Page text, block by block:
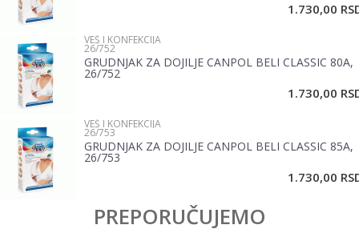
Poruka
1.730,00
VEŠ I KONFEKCIJA
26/752
GRUDNJAK ZA DOJILJE CANPOL BELI CLASSIC 80A,
26/752
1.730,00
VEŠ I KONFEKCIJA
26/753
GRUDNJAK ZA DOJILJE CANPOL BELI CLASSIC 85A,
26/753
1.730,00
PREPORUČUJEMO